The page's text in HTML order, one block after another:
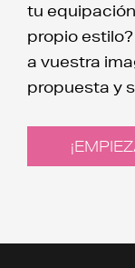
tu
propio
a vuestra
propuesta y